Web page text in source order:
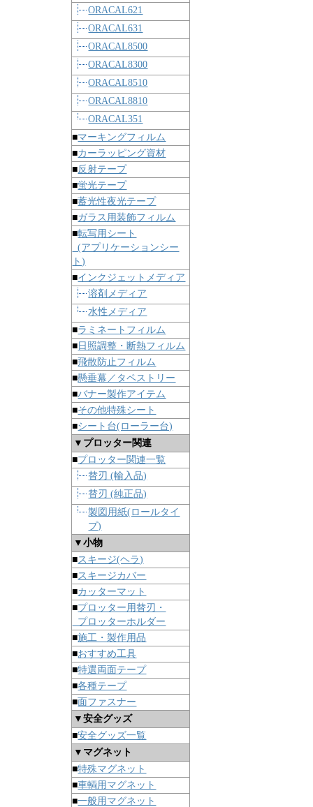
ORACAL621
ORACAL631
ORACAL8500
ORACAL8300
ORACAL8510
ORACAL8810
ORACAL351
■マーキングフィルム
■カーラッピング資材
■反射テープ
■蛍光テープ
■蓄光性夜光テープ
■ガラス用装飾フィルム
■転写用シート
(アプリケーションシー
ト)
■インクジェットメディア
溶剤メディア
水性メディア
■ラミネートフィルム
■ 日照調整・断熱フィルム
■飛散防止フィルム
■懸垂幕／タペストリー
■バナー製作アイテム
■その他特殊シート
■シート台(ローラー台)
▼プロッター関連
■プロッター関連一覧
替刃 (輸入品)
替刃 (純正品)
製図用紙(ロールタイ
プ)
▼小物
■スキージ(ヘラ)
■スキージカバー
■カッターマット
■プロッター用替刃・
プロッターホルダー
■施工・製作用品
■おすすめ工具
■特選両面テープ
■各種テープ
■面ファスナー
▼安全グッズ
■安全グッズ一覧
▼マグネット
■特殊マグネット
■車輌用マグネット
■一般用マグネット